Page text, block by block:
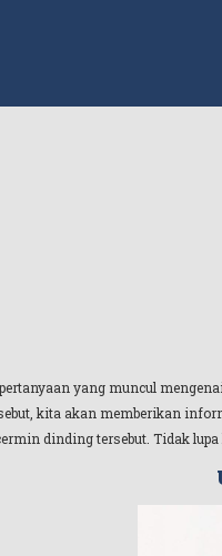
yang muncul mengenai
kita akan memberikan
dinding tersebut. Tidak